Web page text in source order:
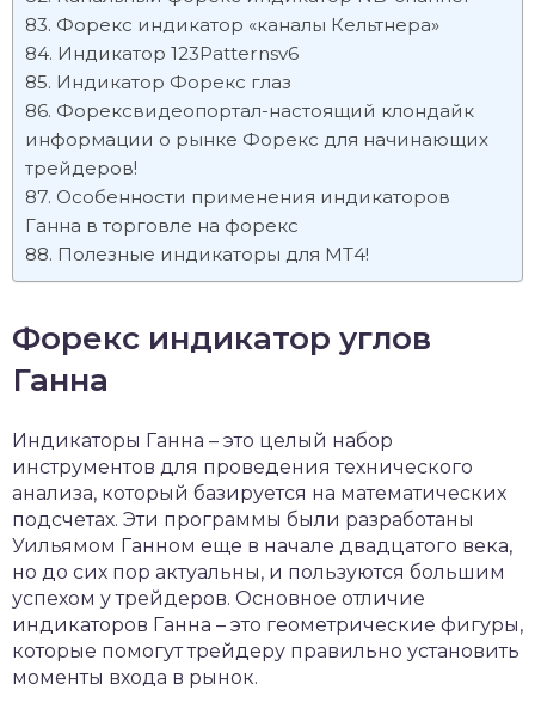
Форекс индикатор «каналы Кельтнера»
Индикатор 123Patternsv6
Индикатор Форекс глаз
Форексвидеопортал-настоящий клондайк
информации о рынке Форекс для начинающих
трейдеров!
Особенности применения индикаторов
Ганна в торговле на форекс
Полезные индикаторы для МТ4!
Форекс индикатор углов
Ганна
Индикаторы Ганна – это целый набор
инструментов для проведения технического
анализа, который базируется на математических
подсчетах. Эти программы были разработаны
Уильямом Ганном еще в начале двадцатого века,
но до сих пор актуальны, и пользуются большим
успехом у трейдеров. Основное отличие
индикаторов Ганна – это геометрические фигуры,
которые помогут трейдеру правильно установить
моменты входа в рынок.